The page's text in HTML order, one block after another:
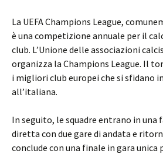
La UEFA Champions League,
è una competizione annuale per il
club. L’Unione delle associazioni
organizza la Champions League. Il
i migliori club europei che si sfidano
all’italiana.
In seguito, le squadre entrano in una
diretta con due gare di andata e
conclude con una finale in gara unica